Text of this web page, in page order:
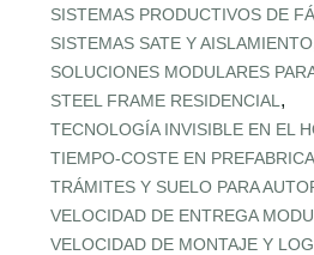
SISTEMAS PRODUCTIVOS DE
SISTEMAS SATE Y AISLAMIENTO
SOLUCIONES MODULARES
STEEL FRAME RESIDENCIAL ,
TECNOLOGÍA INVISIBLE EN EL
TIEMPO‑COSTE EN
TRÁMITES Y SUELO PARA
VELOCIDAD DE ENTREGA
VELOCIDAD DE MONTAJE Y